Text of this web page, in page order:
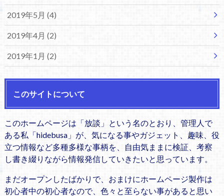
2019年5月 (4)
2019年4月 (2)
2019年1月 (2)
このサイトについて
このホームページは「放談」という名のとおり、管理人で
ある私「hidebusa」が、気になる事やガジェット、趣味、役
立つ情報など多種多様な事柄を、自由気ままに検証、考察
し書き綴りながら情報発信していきたいと思っています。
まだオープンしたばかりで、おまけにホームページ製作は
初心者中の初心者なので、色々と至らない事があると思い